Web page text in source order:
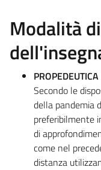
Modalità
Secondo le
della pandemia
preferibilmente
di
come nel
distanza